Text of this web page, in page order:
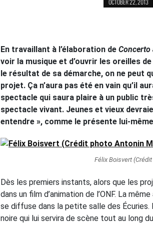
OCTOBER 22, 2013
En travaillant à l’élaboration de Concerto
voir la musique et d’ouvrir les oreilles
le résultat de sa démarche, on ne peut
projet. Ça n’aura pas été en vain qu’il
spectacle qui saura plaire à un public
spectacle vivant. Jeunes et vieux
entendre », comme le présente lui-
Félix Boisvert
Dès les premiers instants, alors que les
dans un film d’animation de l’ONF. La
se diffuse dans la petite salle des Écuries.
noire qui lui servira de scène tout au long